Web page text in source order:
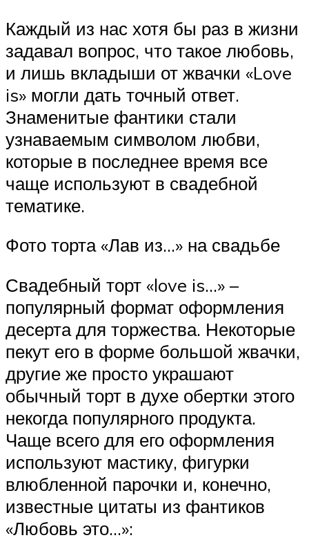
Каждый из нас хотя бы раз в жизни
задавал вопрос, что такое любовь,
и лишь вкладыши от жвачки «Love
is» могли дать точный ответ.
Знаменитые фантики стали
узнаваемым символом любви,
которые в последнее время все
чаще используют в свадебной
тематике.
Фото торта «Лав из…» на свадьбе
Свадебный торт «love is…» –
популярный формат оформления
десерта для торжества. Некоторые
пекут его в форме большой жвачки,
другие же просто украшают
обычный торт в духе обертки этого
некогда популярного продукта.
Чаще всего для его оформления
используют мастику, фигурки
влюбленной парочки и, конечно,
известные цитаты из фантиков
«Любовь это…»: